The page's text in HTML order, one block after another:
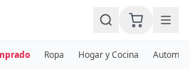
Ropa Hogar y Cocina